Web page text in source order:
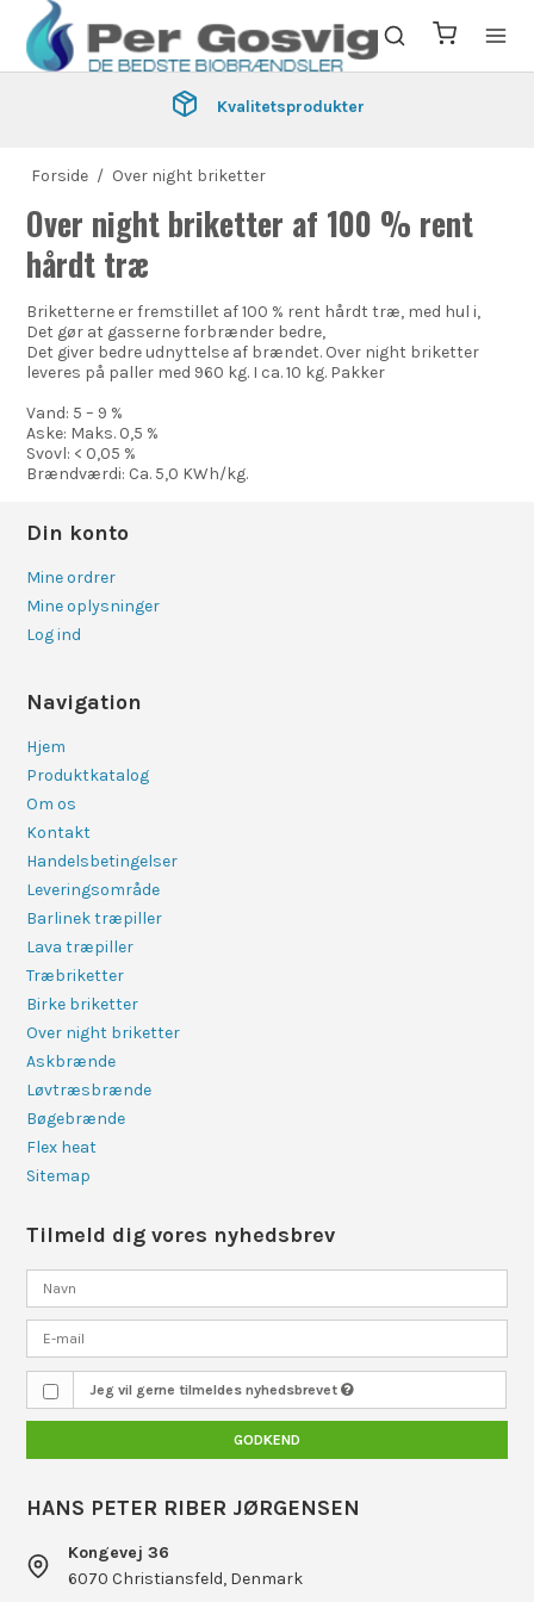
Kvalitetsprodukter
Forside / Over night briketter
Over night briketter af 100 % rent
hårdt træ
Briketterne er fremstillet af 100 % rent hårdt træ, med hul i,
Det gør at gasserne forbrænder bedre,
Det giver bedre udnyttelse af brændet. Over night briketter
leveres på paller med 960 kg. I ca. 10 kg. Pakker
Vand: 5 – 9 %
Aske: Maks. 0,5 %
Svovl: < 0,05 %
Brændværdi: Ca. 5,0 KWh/kg.
Din konto
Mine ordrer
Mine oplysninger
Log ind
Navigation
Hjem
Produktkatalog
Om os
Kontakt
Handelsbetingelser
Leveringsområde
Barlinek træpiller
Lava træpiller
Træbriketter
Birke briketter
Over night briketter
Askbrænde
Løvtræsbrænde
Bøgebrænde
Flex heat
Sitemap
Tilmeld dig vores nyhedsbrev
Jeg vil gerne tilmeldes nyhedsbrevet
GODKEND
HANS PETER RIBER JØRGENSEN
Kongevej 36
6070 Christiansfeld, Denmark